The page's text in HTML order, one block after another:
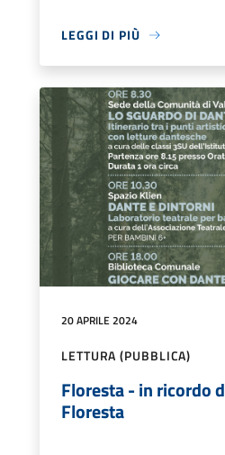
LEGGI DI PIÙ
20 APRILE 2024
LETTURA (PUBBLICA)
Floresta - in ricordo
Floresta